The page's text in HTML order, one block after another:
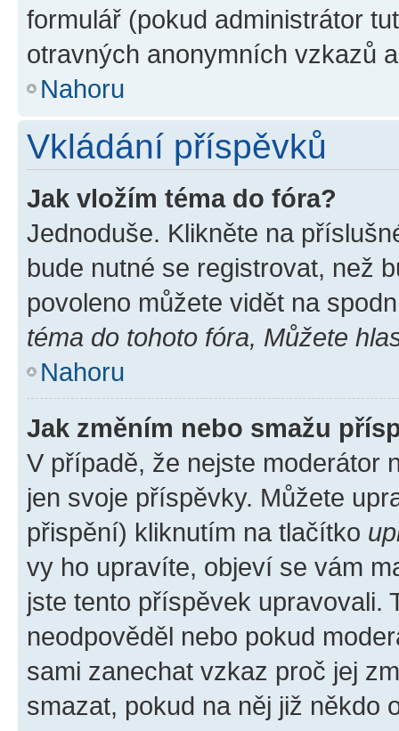
formulář (pokud administrátor
otravných anonymních vzkazů
Nahoru
Vkládání příspěvků
Jak vložím téma do fóra?
Jednoduše. Klikněte na
bude nutné se registrovat, než
povoleno můžete vidět na
téma do tohoto fóra, Můžete
Nahoru
Jak změním nebo smažu
V případě, že nejste moderátor
jen svoje příspěvky. Můžete
přispění) kliknutím na tlačítko
vy ho upravíte, objeví se vám
jste tento příspěvek upravovali.
neodpověděl nebo pokud
sami zanechat vzkaz proč jej
smazat, pokud na něj již někdo